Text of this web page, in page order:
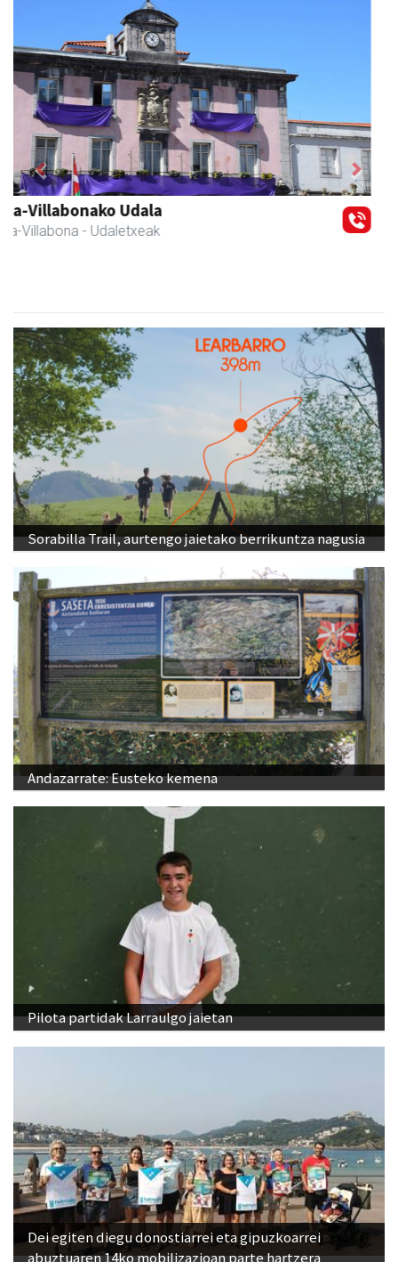
Francisco Mendikute
Andoain - Harategiak
Previous Next
Sorabilla Trail, aurtengo jaietako berrikuntza nagusia
Andazarrate: Eusteko kemena
Pilota partidak Larraulgo jaietan
Dei egiten diegu donostiarrei eta gipuzkoarrei
abuztuaren 14ko mobilizazioan parte hartzera